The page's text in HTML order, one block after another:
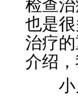
检查
也是
治疗
介绍
小儿